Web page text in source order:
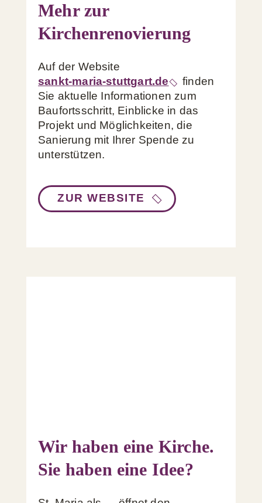
Mehr zur
Kirchenrenovierung
Auf der Website
sankt-maria-stuttgart.de
finden
Sie aktuelle Informationen zum
Baufortsschritt, Einblicke in das
Projekt und Möglichkeiten, die
Sanierung mit Ihrer Spende zu
unterstützen.
ZUR WEBSITE
Wir haben eine Kirche.
Sie haben eine Idee?